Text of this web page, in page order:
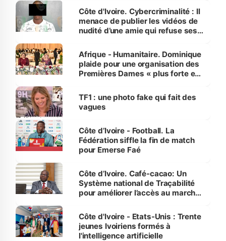
des Transports
Côte d'Ivoire. Cybercriminalité : Il
menace de publier les vidéos de
nudité d’une amie qui refuse ses
Afrique - Humanitaire. Dominique
plaide pour une organisation des
Premières Dames « plus forte et
sur la scène internationale »
TF1 : une photo fake qui fait des
vagues
Côte d’Ivoire - Football. La
Fédération siffle la fin de match
pour Emerse Faé
Côte d’Ivoire. Café-cacao: Un
Système national de Traçabilité
pour améliorer l’accès au marché
Côte d'Ivoire - Etats-Unis : Trente
jeunes Ivoiriens formés à
l'intelligence artificielle